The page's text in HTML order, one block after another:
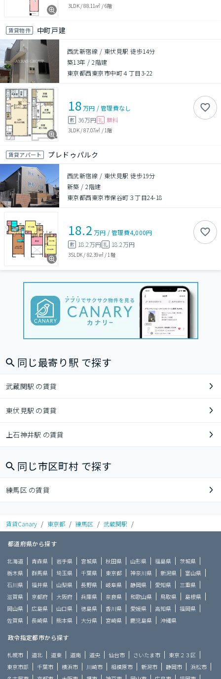
3LDK/88.11㎡ /6階
賃貸物件 中町戸建
西武新宿線 / 東伏見駅 徒歩14分
築13年 /2階建
東京都西東京市中町４丁目3-22
18万円 /管理費なし
敷 36万円 礼 無料
3LDK/87.07㎡ / 1階
賃貸アパート プレドゥパルク
西武新宿線 / 東伏見駅 徒歩19分
新築 /2階建
東京都西東京市保谷町３丁目24-18
18.2 万円 /管理費4,000円
敷 18.2万円 礼 18.2万円
3SLDK / 82.39㎡/ 1階
同じ最寄り駅 で探す
武蔵関駅 の賃貸
東伏見駅 の賃貸
上石神井駅 の賃貸
同じ市区町村 で探す
練馬区 の賃貸
賃貸Canary / 東京都 / 練馬区 / 武蔵関駅 /
都道府県から探す
北海道 青森県 岩手県 宮城県 秋田県 山形県 福島県
茨城県
栃木県
群馬県 埼玉県 千葉県 東京都 神奈川県 新潟県
富山県
石川県
福井県 山梨県 長野県 岐阜県 静岡県 愛知県
三重県
滋賀県
京都府 大阪府 兵庫県 奈良県 和歌山県 鳥取県
島根県
岡山県
広島県 山口県 徳島県 香川県 愛媛県 高知県
福岡県
佐賀県
長崎県 熊本県 大分県 宮崎県 鹿児島県 沖縄県
政令指定都市から探す
札幌市 道北 道東 道南 道央 仙台市 さいたま市
東京２３区
東京市部
千葉市 横浜市 川崎市 相模原市 新潟市 静岡市
浜松市